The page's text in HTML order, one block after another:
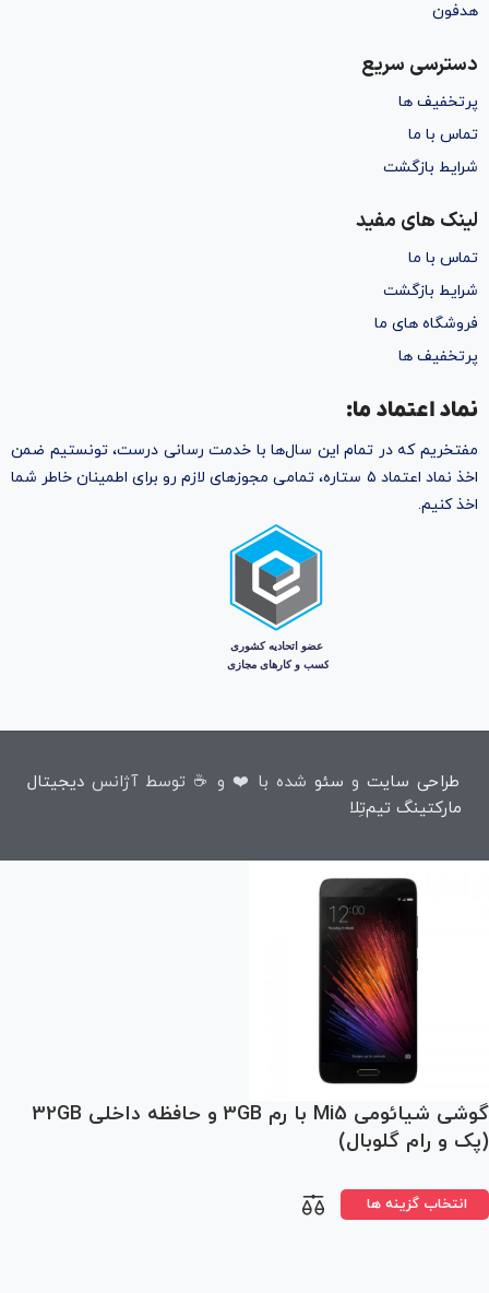
هدفون
دسترسی سریع
پرتخفیف ها
تماس با ما
شرایط بازگشت
لینک های مفید
تماس با ما
شرایط بازگشت
فروشگاه های ما
پرتخفیف ها
نماد اعتماد ما:
مفتخریم که در تمام این سال‌ها با خدمت رسانی درست، تونستیم ضمن
اخذ نماد اعتماد ۵ ستاره، تمامی مجوز‌های لازم رو برای اطمینان خاطر شما
اخذ کنیم.
طراحی سایتو سئو شده با ❤️ و ☕ توسط آژانس دیجیتال
مارکتینگ تیم‌تِلا
گوشی شیائومی Mi5 با رم 3GB و حافظه داخلی 32GB
(پک و رام گلوبال)
انتخاب گزینه ها